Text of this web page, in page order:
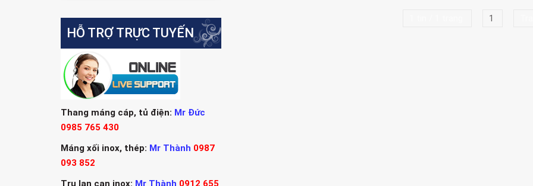
1
HỖ TRỢ TRỰC TUYẾN
Thang máng cáp, tủ điện: Mr Đức
0985 765 430
Máng xối inox, thép: Mr Thành 0987
093 852
Trụ lan can inox: Mr Thành 0912 655